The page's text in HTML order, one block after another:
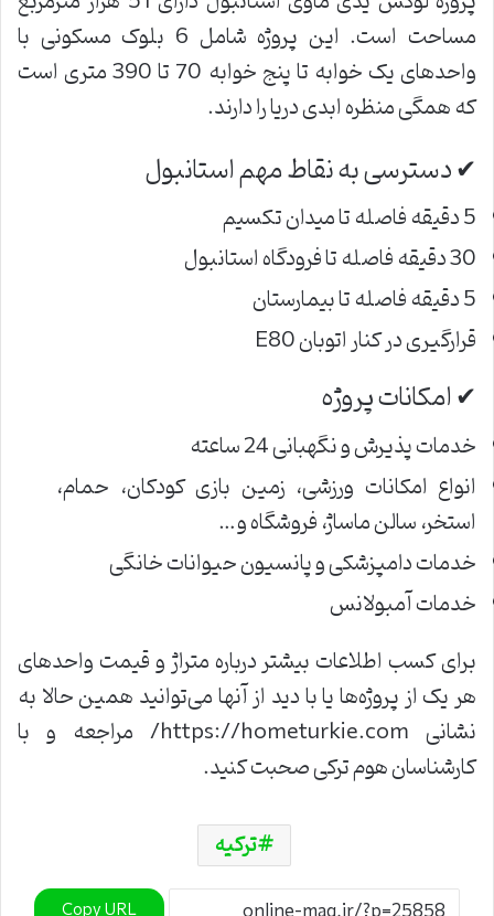
مساحت است. این پروژه شامل 6 بلوک مسکونی با
واحدهای یک خوابه تا پنج خوابه 70 تا 390 متری است
که همگی منظره ابدی دریا را دارند.
✔ دسترسی به نقاط مهم استانبول
5 دقیقه فاصله تا میدان تکسیم
30 دقیقه فاصله تا فرودگاه استانبول
5 دقیقه فاصله تا بیمارستان
قرارگیری در کنار اتوبان E80
✔ امکانات پروژه
خدمات پذیرش و نگهبانی 24 ساعته
انواع امکانات ورزشی، زمین ‌بازی کودکان، حمام،
استخر، سالن ماساژ، فروشگاه و…
خدمات دامپزشکی و پانسیون حیوانات خانگی
خدمات آمبولانس
برای کسب اطلاعات بیشتر درباره متراژ و قیمت واحدهای
هر یک از پروژه‌ها یا با دید از آنها می‌توانید همین حالا به
نشانی https://hometurkie.com/ مراجعه و با
کارشناسان هوم ترکی صحبت کنید.
ترکیه